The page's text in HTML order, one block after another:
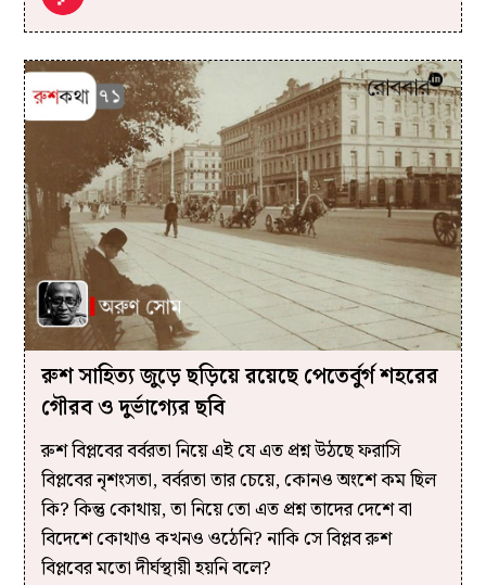
রুশ সাহিত্য জুড়ে ছড়িয়ে রয়েছে পেতের্বুর্গ শহরের
গৌরব ও দুর্ভাগ্যের ছবি
রুশ বিপ্লবের বর্বরতা নিয়ে এই যে এত প্রশ্ন উঠছে ফরাসি
বিপ্লবের নৃশংসতা, বর্বরতা তার চেয়ে, কোনও অংশে কম ছিল
কি? কিন্তু কোথায়, তা নিয়ে তো এত প্রশ্ন তাদের দেশে বা
বিদেশে কোথাও কখনও ওঠেনি? নাকি সে বিপ্লব রুশ
বিপ্লবের মতো দীর্ঘস্থায়ী হয়নি বলে?